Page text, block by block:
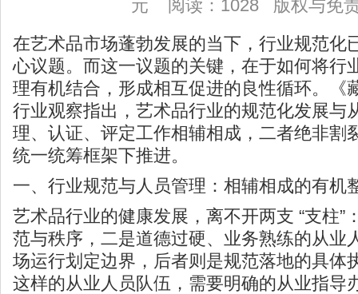
元 阅读：1028 版权与免
在艺术品市场蓬勃发展的当下，行业规范化
心议题。而这一议题的关键，在于如何将行
理有机结合，形成相互促进的良性循环。《
行业观察指出，艺术品行业的规范化发展与
理、认证、评定工作相辅相成，二者绝非割
统一统筹框架下推进。
一、行业规范与人员管理：相辅相成的有机
艺术品行业的健康发展，离不开两支 “支柱”
范与秩序，二是道德过硬、业务熟练的从业
场运行划定边界，后者则是规范落地的具体
这样的从业人员队伍，需要明确的从业指导